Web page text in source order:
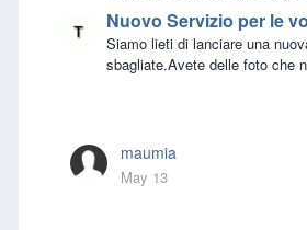
Nuovo Servizio per le
Siamo lieti di lanciare una
sbagliate.Avete delle foto che
maumia
May 13